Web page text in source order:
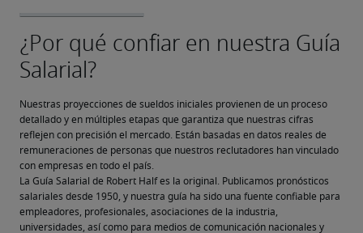
Nuestras proyecciones de sueldos iniciales provienen de un proceso
detallado y en múltiples etapas que garantiza que nuestras cifras
reflejen con precisión el mercado. Están basadas en datos reales de
remuneraciones de personas que nuestros reclutadores han vinculado
con empresas en todo el país.
La Guía Salarial de Robert Half es la original. Publicamos pronósticos
salariales desde 1950, y nuestra guía ha sido una fuente confiable para
empleadores, profesionales, asociaciones de la industria,
universidades, así como para medios de comunicación nacionales y